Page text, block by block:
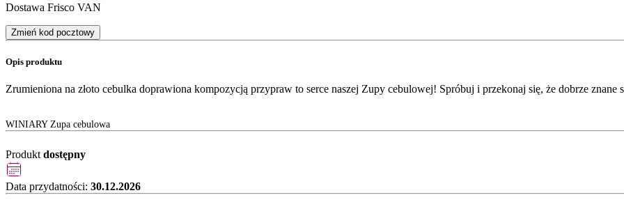
Dostawa Frisco VAN
Zmień kod pocztowy
Opis produktu
Zrumieniona na złoto cebulka doprawiona kompozycją przypraw to serce naszej Zupy cebulowej! Spróbuj i przekonaj się, że dobrze znane
WINIARY Zupa cebulowa
Produkt dostępny
Data przydatności: 30.12.2026